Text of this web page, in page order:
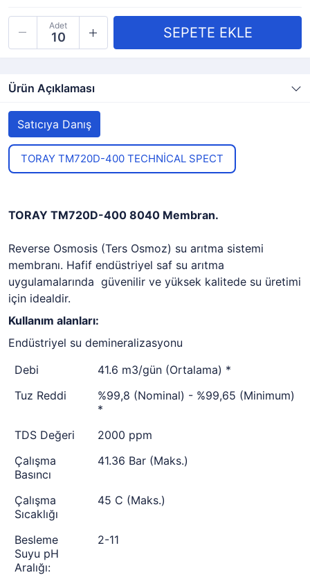
Adet
Ürün Açıklaması
Satıcıya Danış
TORAY TM720D-400 TECHNİCAL SPECT
TORAY TM720D-400 8040 Membran.
Reverse Osmosis (Ters Osmoz) su arıtma sistemi
membranı. Hafif endüstriyel saf su arıtma
uygulamalarında güvenilir ve yüksek kalitede su üretimi
için idealdir.
Kullanım alanları:
Endüstriyel su demineralizasyonu
Debi
41.6 m3/gün (Ortalama) *
Tuz Reddi
%99,8 (Nominal) - %99,65 (Minimum)
*
TDS Değeri
2000 ppm
Çalışma
Basıncı
41.36 Bar (Maks.)
Çalışma
Sıcaklığı
45 C (Maks.)
Besleme
Suyu pH
Aralığı:
2-11